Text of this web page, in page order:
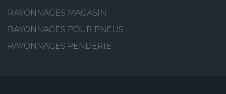
RAYONNAGES MAGASIN
RAYONNAGES POUR PNEUS
RAYONNAGES PENDERIE